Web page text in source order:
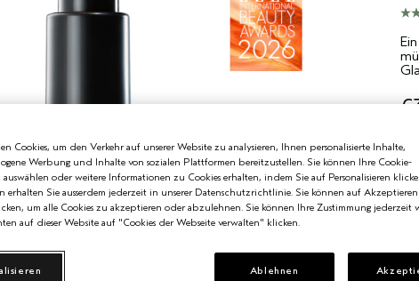
Cookies, um den Verkehr auf unserer Website zu analysieren, Ihnen personalisierte Inhalte,
Werbung und Inhalte von sozialen Plattformen bereitzustellen. Sie können Ihre Cookie-
auswählen oder weitere Informationen zu Cookies erhalten, indem Sie auf Personalisieren
erhalten Sie ausserdem jederzeit in unserer Datenschutzrichtlinie. Sie können auf
um alle Cookies zu akzeptieren oder abzulehnen. Sie können Ihre Zustimmung jederzeit
auf dieser Website auf "Cookies der Webseite verwalten" klicken.
Ablehnen